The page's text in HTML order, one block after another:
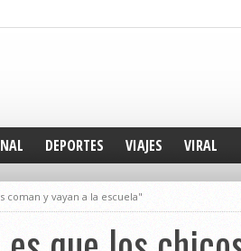
DEPORTES VIAJES VIRAL
coman y vayan a la escuela"